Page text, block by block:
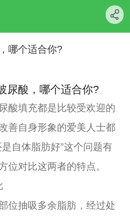
哪个适合你?
尿酸，哪个适合你?
酸填充都是比较受欢迎的
善自身形象的爱美人士都
自体脂肪好”这个问题有
位对比这两者的特点。
位抽吸多余脂肪，经过处